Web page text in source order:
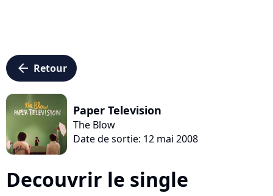
arrow_left Retour
Paper Television
The Blow
Date de sortie: 12 mai 2008
Decouvrir le single